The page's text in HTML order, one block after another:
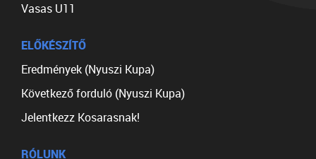
Vasas U11
ELŐKÉSZÍTŐ
Eredmények (Nyuszi Kupa)
Következő forduló (Nyuszi Kupa)
Jelentkezz Kosarasnak!
RÓLUNK